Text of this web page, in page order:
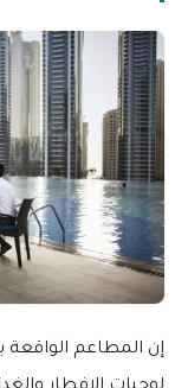
إن المطاعم الواقعة